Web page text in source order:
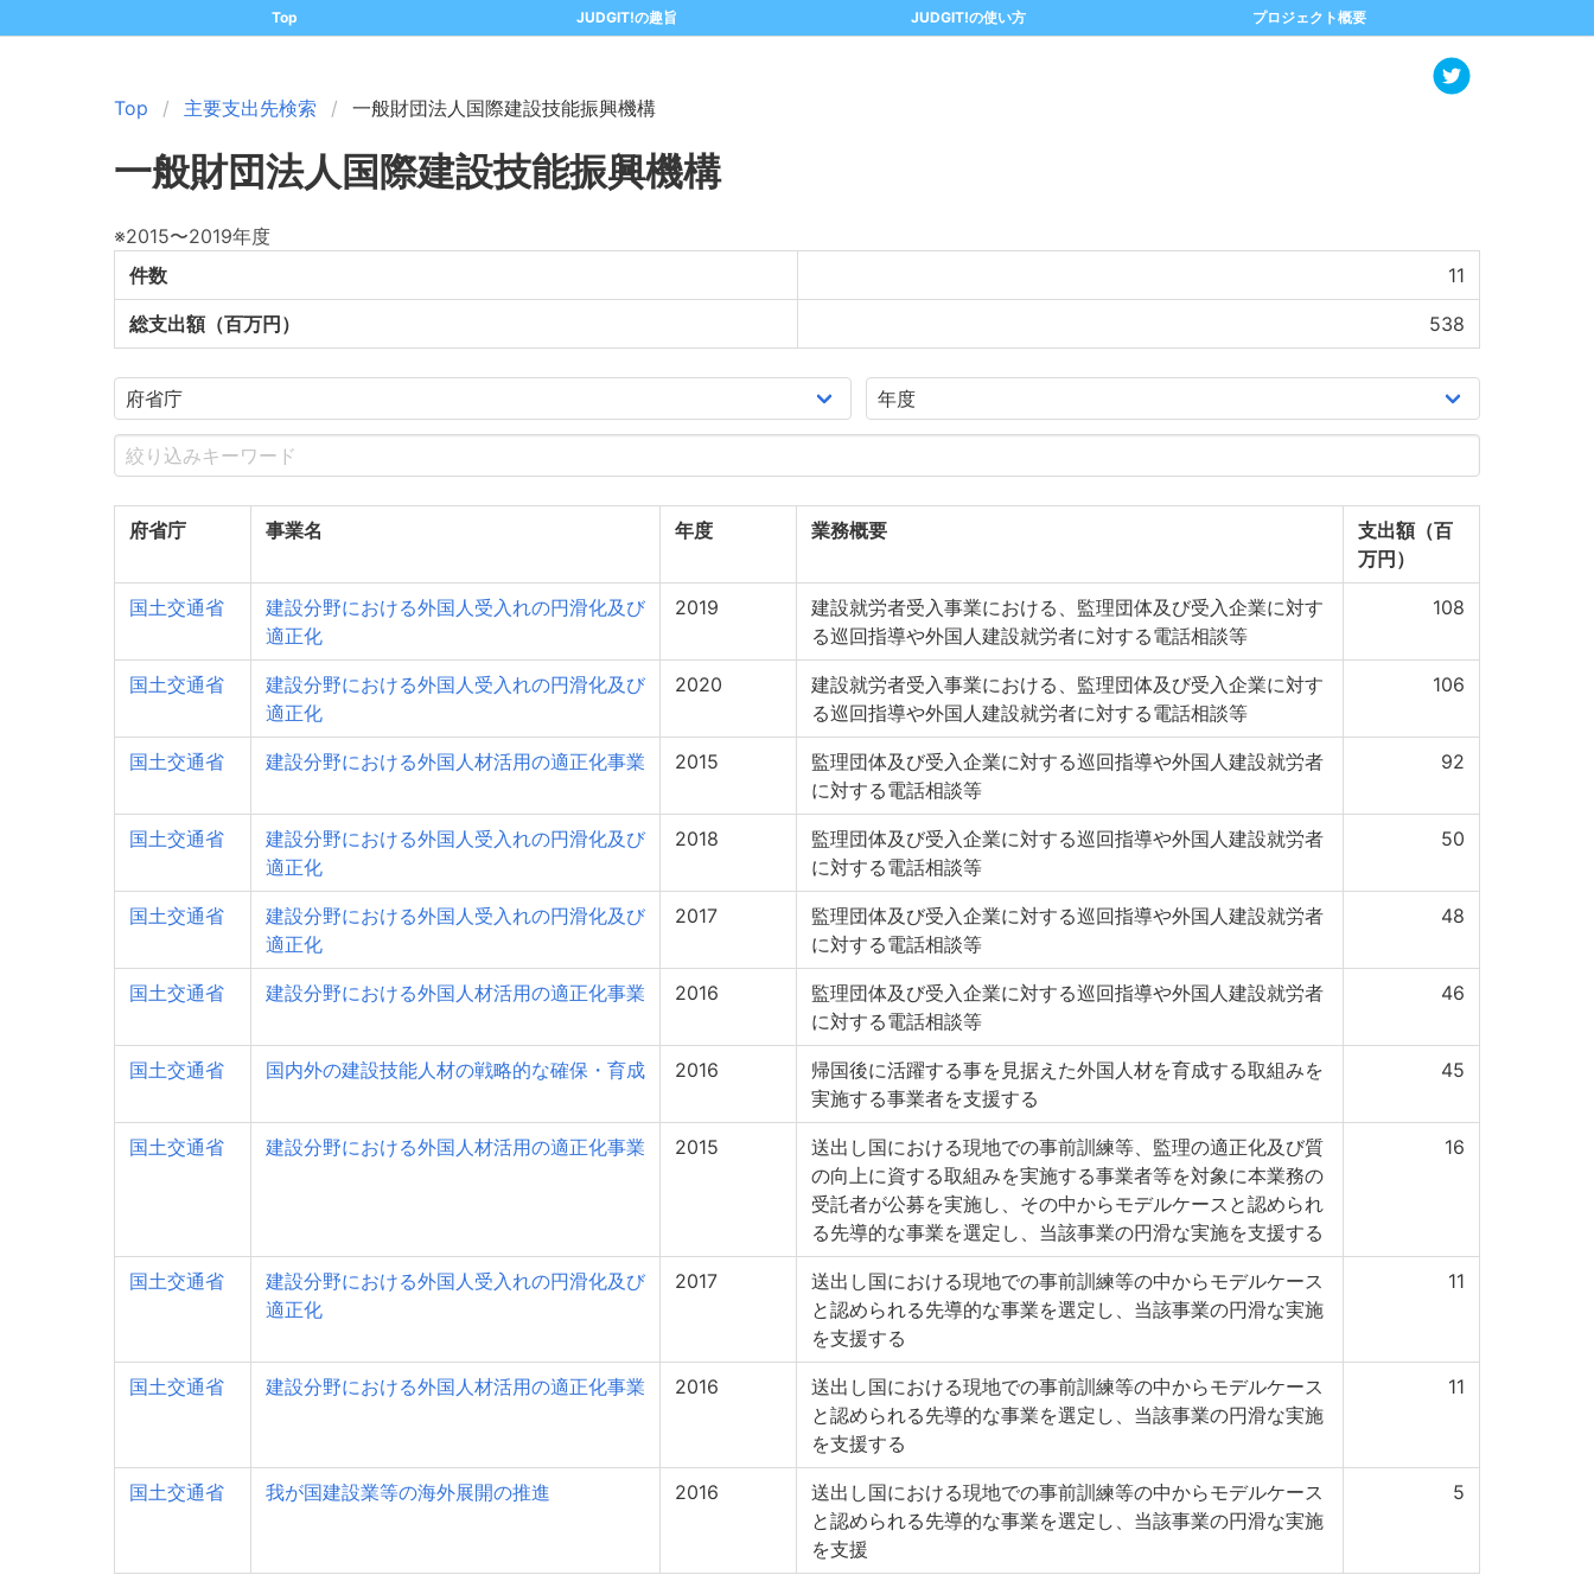
Top JUDGIT!の趣旨 JUDGIT!の使い方 プロジェクト概要
Top 主要支出先検索 一般財団法人国際建設技能振興機構
一般財団法人国際建設技能振興機構
※2015〜2019年度
件数
11
総支出額（百万円） 538
府省庁 事業名 年度 業務概要
支出額（百
万円）
国土交通省
建設分野における外国人受入れの円滑化及び
適正化
2019
建設就労者受入事業における、監理団体及び受入企業に対す
る巡回指導や外国人建設就労者に対する電話相談等
108
国土交通省
建設分野における外国人受入れの円滑化及び
適正化
2020
建設就労者受入事業における、監理団体及び受入企業に対す
る巡回指導や外国人建設就労者に対する電話相談等
106
国土交通省 建設分野における外国人材活用の適正化事業 2015
監理団体及び受入企業に対する巡回指導や外国人建設就労者
に対する電話相談等
92
国土交通省
建設分野における外国人受入れの円滑化及び
適正化
2018
監理団体及び受入企業に対する巡回指導や外国人建設就労者
に対する電話相談等
50
国土交通省
建設分野における外国人受入れの円滑化及び
適正化
2017
監理団体及び受入企業に対する巡回指導や外国人建設就労者
に対する電話相談等
48
国土交通省 建設分野における外国人材活用の適正化事業 2016
監理団体及び受入企業に対する巡回指導や外国人建設就労者
に対する電話相談等
46
国土交通省 国内外の建設技能人材の戦略的な確保・育成 2016
帰国後に活躍する事を見据えた外国人材を育成する取組みを
実施する事業者を支援する
45
国土交通省 建設分野における外国人材活用の適正化事業 2015
送出し国における現地での事前訓練等、監理の適正化及び質
の向上に資する取組みを実施する事業者等を対象に本業務の
受託者が公募を実施し、その中からモデルケースと認められ
る先導的な事業を選定し、当該事業の円滑な実施を支援する
16
国土交通省
建設分野における外国人受入れの円滑化及び
適正化
2017
送出し国における現地での事前訓練等の中からモデルケース
と認められる先導的な事業を選定し、当該事業の円滑な実施
を支援する
11
国土交通省 建設分野における外国人材活用の適正化事業 2016
送出し国における現地での事前訓練等の中からモデルケース
と認められる先導的な事業を選定し、当該事業の円滑な実施
を支援する
11
国土交通省 我が国建設業等の海外展開の推進 2016
送出し国における現地での事前訓練等の中からモデルケース
と認められる先導的な事業を選定し、当該事業の円滑な実施
を支援
5